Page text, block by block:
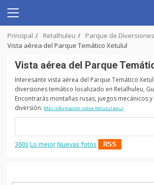
content
Primary
Principal Retalhuleu
Parque de
Vista aérea del Parque Temático Xetulul
Vista aérea del Parque
Interesante vista aérea del Parque Temático
diversiones temático localizado en Retalhuleu,
Encontrarás montañas rusas, juegos mecánicos y
diversión. Más información sobre Xetulul aquí
360s Lo mejorNuevas fotos RSS